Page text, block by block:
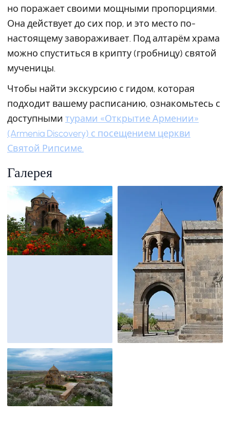
но поражает своими мощными пропорциями.
Она действует до сих пор, и это место по-
настоящему завораживает. Под алтарём храма
можно спуститься в крипту (гробницу) святой
мученицы.
Чтобы найти экскурсию с гидом, которая
подходит вашему расписанию, ознакомьтесь с
доступными турами «Открытие Армении»
(Armenia Discovery) с посещением церкви
Святой Рипсиме.
Галерея